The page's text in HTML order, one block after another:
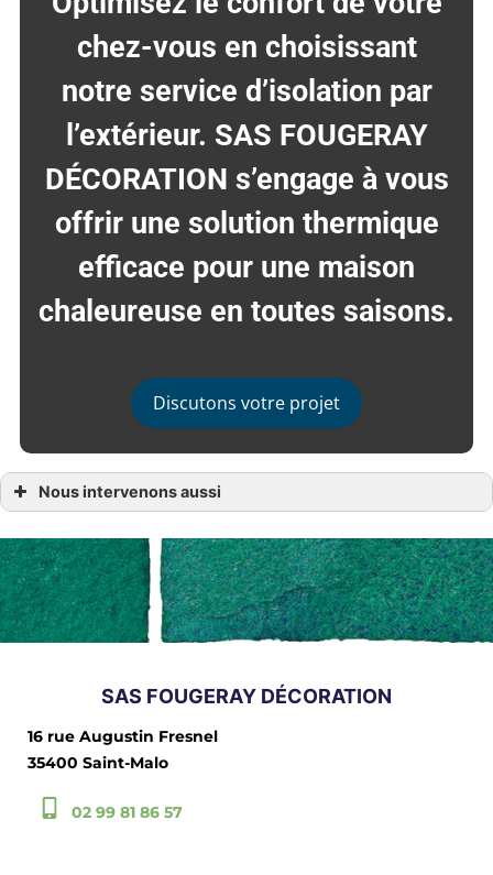
chez-vous en choisissant
notre service d’isolation par
l’extérieur. SAS FOUGERAY
DÉCORATION s’engage à vous
offrir une solution thermique
efficace pour une maison
chaleureuse en toutes saisons.
Discutons votre projet
Nous intervenons aussi
Isolation par lexterieur Saint Briac sur Mer
Isolation par lexterieur Saint Lunaire
Isolation par lexterieur Cancale
Isolation par lexterieur Dinan
Isolation par lexterieur Dol de Bretagne
Isolation par lexterieur La Richardais
SAS FOUGERAY DÉCORATION
16 rue Augustin Fresnel
35400 Saint-Malo
02 99 81 86 57